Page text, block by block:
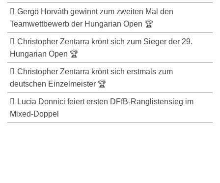
Gergö Horváth gewinnt zum zweiten Mal den
Teamwettbewerb der Hungarian Open 🏆
Christopher Zentarra krönt sich zum Sieger der 29.
Hungarian Open 🏆
Christopher Zentarra krönt sich erstmals zum
deutschen Einzelmeister 🏆
Lucia Donnici feiert ersten DFfB-Ranglistensieg im
Mixed-Doppel